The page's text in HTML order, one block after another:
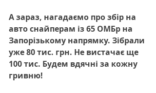
А зараз, нагадаємо про збір на
авто снайперам із 65 ОМБр на
Запорізькому напрямку. Зібрали
уже 80 тис. грн. Не вистачає ще
100 тис. Будем вдячні за кожну
гривню!